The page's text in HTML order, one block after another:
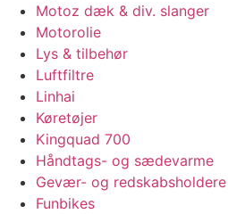
Motoz dæk & div. slanger
Motorolie
Lys & tilbehør
Luftfiltre
Linhai
Køretøjer
Kingquad 700
Håndtags- og sædevarme
Gevær- og redskabsholdere
Funbikes